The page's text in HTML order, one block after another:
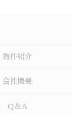
物件紹介
会社概要
Q＆A